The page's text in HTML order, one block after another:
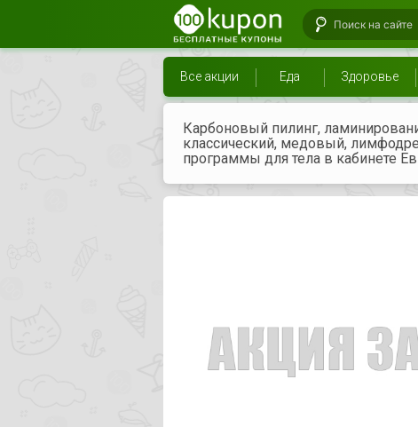
Все акции Еда Здоровье
Карбоновый пилинг,
классический, медовый,
программы для тела в кабинете